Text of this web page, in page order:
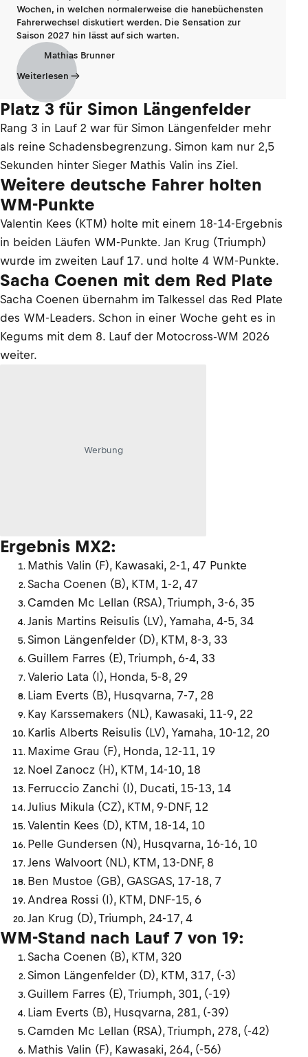
Wochen, in welchen normalerweise die hanebüchensten
Fahrerwechsel diskutiert werden. Die Sensation zur
Saison 2027 hin lässt auf sich warten.
Mathias Brunner
Weiterlesen
Platz 3 für Simon Längenfelder
Rang 3 in Lauf 2 war für Simon Längenfelder mehr
als reine Schadensbegrenzung. Simon kam nur 2,5
Sekunden hinter Sieger Mathis Valin ins Ziel.
Weitere deutsche Fahrer holten
WM-Punkte
Valentin Kees (KTM) holte mit einem 18-14-Ergebnis
in beiden Läufen WM-Punkte. Jan Krug (Triumph)
wurde im zweiten Lauf 17. und holte 4 WM-Punkte.
Sacha Coenen mit dem Red Plate
Sacha Coenen übernahm im Talkessel das Red Plate
des WM-Leaders. Schon in einer Woche geht es in
Kegums mit dem 8. Lauf der Motocross-WM 2026
weiter.
Werbung
Ergebnis MX2:
Mathis Valin (F), Kawasaki, 2-1, 47 Punkte
Sacha Coenen (B), KTM, 1-2, 47
Camden Mc Lellan (RSA), Triumph, 3-6, 35
Janis Martins Reisulis (LV), Yamaha, 4-5, 34
Simon Längenfelder (D), KTM, 8-3, 33
Guillem Farres (E), Triumph, 6-4, 33
Valerio Lata (I), Honda, 5-8, 29
Liam Everts (B), Husqvarna, 7-7, 28
Kay Karssemakers (NL), Kawasaki, 11-9, 22
Karlis Alberts Reisulis (LV), Yamaha, 10-12, 20
Maxime Grau (F), Honda, 12-11, 19
Noel Zanocz (H), KTM, 14-10, 18
Ferruccio Zanchi (I), Ducati, 15-13, 14
Julius Mikula (CZ), KTM, 9-DNF, 12
Valentin Kees (D), KTM, 18-14, 10
Pelle Gundersen (N), Husqvarna, 16-16, 10
Jens Walvoort (NL), KTM, 13-DNF, 8
Ben Mustoe (GB), GASGAS, 17-18, 7
Andrea Rossi (I), KTM, DNF-15, 6
Jan Krug (D), Triumph, 24-17, 4
WM-Stand nach Lauf 7 von 19:
Sacha Coenen (B), KTM, 320
Simon Längenfelder (D), KTM, 317, (-3)
Guillem Farres (E), Triumph, 301, (-19)
Liam Everts (B), Husqvarna, 281, (-39)
Camden Mc Lellan (RSA), Triumph, 278, (-42)
Mathis Valin (F), Kawasaki, 264, (-56)